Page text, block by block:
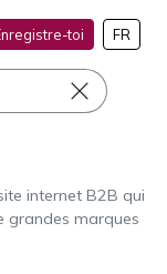
toi FR
internet B2B qui
grandes marques